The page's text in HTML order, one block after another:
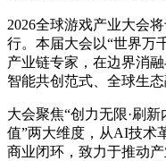
2026全球游戏产业大会
行。本届大会以“世界万
产业链专家，在边界消
智能共创范式、全球生
大会聚焦“创力无限·刷
值”两大维度，从AI技术
商业闭环，致力于推动产